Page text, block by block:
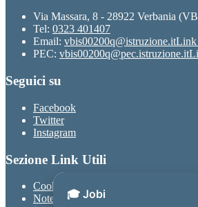
Via Massara, 8 - 28922 Verbania
Tel: 0323 401407
Email: vbis00200q@istruzione.itLink
PEC: vbis00200q@pec.istruzione.it
Seguici su
Facebook
Twitter
Instagram
Sezione Link Utili
Cookie policy
Note legali